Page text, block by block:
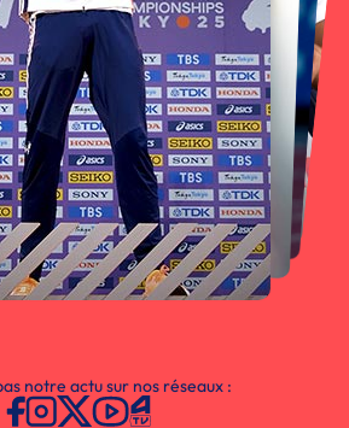
notre actu sur nos réseaux :